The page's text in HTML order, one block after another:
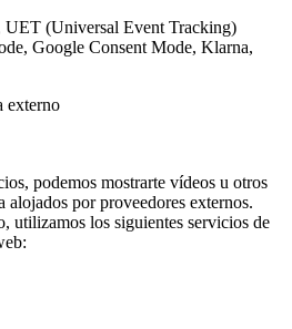
UET (Universal Event Tracking)
Google Consent Mode, Klarna,
externo
podemos mostrarte vídeos u otros
alojados por proveedores externos.
utilizamos los siguientes servicios de